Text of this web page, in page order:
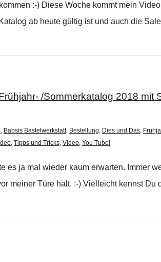
:-) Diese Woche kommt mein
ab heute gültig ist und auch die Sale
/Sommerkatalog 2018 mit
, Babsis Bastelwerkstatt, Bestellung, Dies und Das,
, Tipps und Tricks, Video, You Tube
es ja mal wieder kaum erwarten. Immer
meiner Türe hält. :-) Vielleicht kennst Du